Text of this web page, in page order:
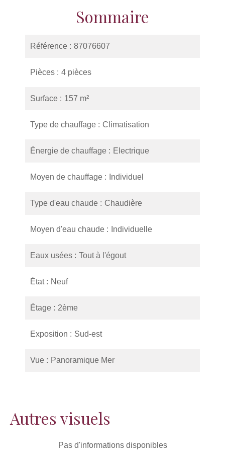
Sommaire
Référence 87076607
Pièces 4 pièces
Surface 157 m²
Type de chauffage Climatisation
Énergie de chauffage Electrique
Moyen de chauffage Individuel
Type d'eau chaude Chaudière
Moyen d'eau chaude Individuelle
Eaux usées Tout à l'égout
État Neuf
Étage 2ème
Exposition Sud-est
Vue Panoramique Mer
Autres visuels
Pas d'informations disponibles